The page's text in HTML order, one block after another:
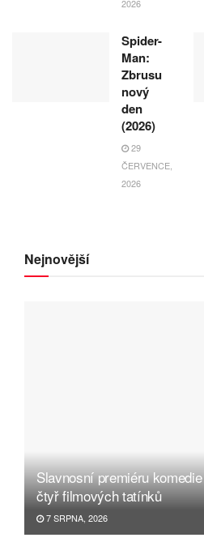
2026
Spider-
Man:
Zbrusu
nový
den
(2026)
29
ČERVENCE,
2026
Nejnovější
Slavnosní premiéru
čtyř filmových tatínků
7 SRPNA, 2026